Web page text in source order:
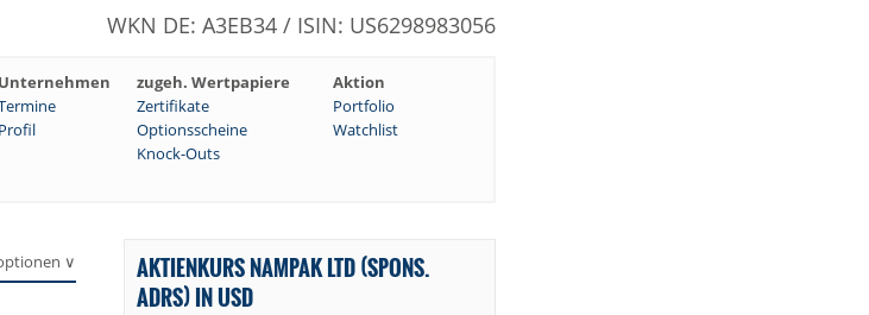
WKN DE: A3EB34 / ISIN: US6298983056
Unternehmen zugeh. Wertpapiere
Aktion
Zertifikate
Portfolio
Profil Optionsscheine
Watchlist
Knock-Outs
∨
AKTIENKURS NAMPAK LTD (SPONS.
ADRS) IN USD